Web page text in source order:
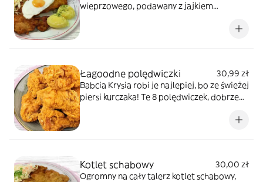
wieprzowego, podawany z jajkiem
Łagoodne polędwiczki
30,99 zł
Babcia Krysia robi je najlepiej, bo ze świeżej
piersi kurczaka! Te 8 polędwiczek, dobrze
soczystych w środku, kochają młodsi i starsi.
Kotlet schabowy
30,00 zł
Ogromny na cały talerz kotlet schabowy,